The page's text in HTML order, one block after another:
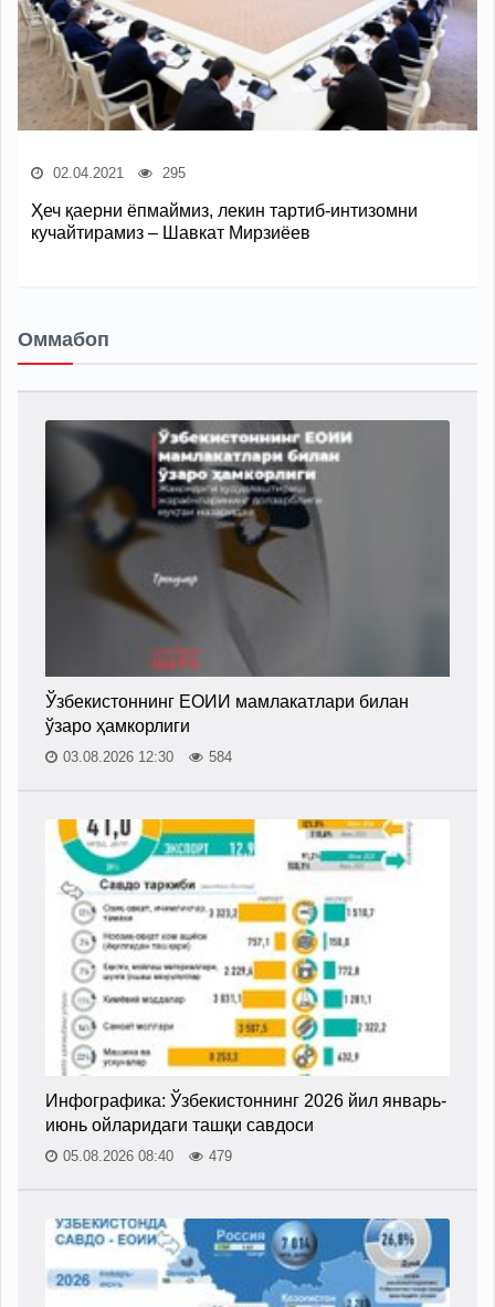
02.04.2021 295
Ҳеч қаерни ёпмаймиз, лекин тартиб-интизомни
кучайтирамиз – Шавкат Мирзиёев
Оммабоп
Ўзбекистоннинг ЕОИИ мамлакатлари билан
ўзаро ҳамкорлиги
03.08.2026 12:30 584
Инфографика: Ўзбекистоннинг 2026 йил январь-
июнь ойларидаги ташқи савдоси
05.08.2026 08:40 479